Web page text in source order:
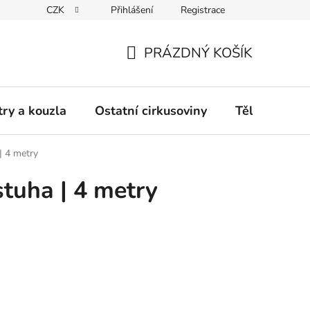
osobních údajů Vrácení či výměna zboží
CZK Přihlášení Registrace
KOŠÍK
PRÁZDNÝ KOŠÍK
a kouzla Ostatní cirkusoviny TěloCIRK
4 metry
| 4 metry